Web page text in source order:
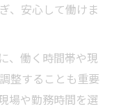
、安心して働けま
、働く時間帯や現
整することも重要
場や勤務時間を選